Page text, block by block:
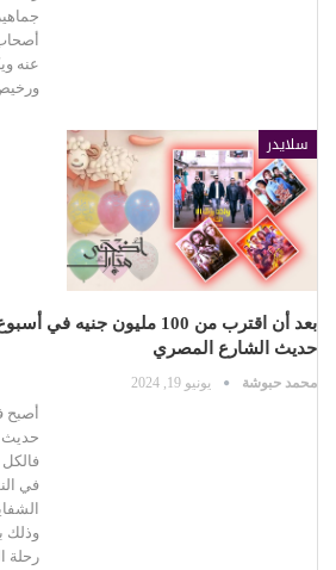
عنه
سلايدر
بعد أن اقترب من 100 مليون
حديث الشارع المصري
محمد حبوشة يونيو 19, 2024
حديث
فالكل
في
وذلك
رحلة